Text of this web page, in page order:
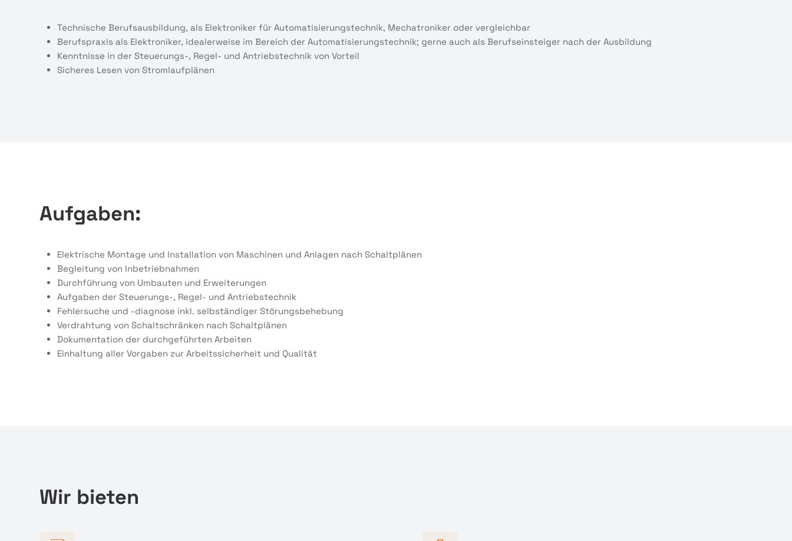
Technische Berufsausbildung, als Elektroniker für Automatisierungstechnik, Mechatroniker oder vergleichbar
Berufspraxis als Elektroniker, idealerweise im Bereich der Automatisierungstechnik; gerne auch als Berufseinsteiger nach der Ausbildung
Kenntnisse in der Steuerungs-, Regel- und Antriebstechnik von Vorteil
Sicheres Lesen von Stromlaufplänen
Aufgaben:
Elektrische Montage und Installation von Maschinen und Anlagen nach Schaltplänen
Begleitung von Inbetriebnahmen
Durchführung von Umbauten und Erweiterungen
Aufgaben der Steuerungs-, Regel- und Antriebstechnik
Fehlersuche und -diagnose inkl. selbständiger Störungsbehebung
Verdrahtung von Schaltschränken nach Schaltplänen
Dokumentation der durchgeführten Arbeiten
Einhaltung aller Vorgaben zur Arbeitssicherheit und Qualität
Wir bieten